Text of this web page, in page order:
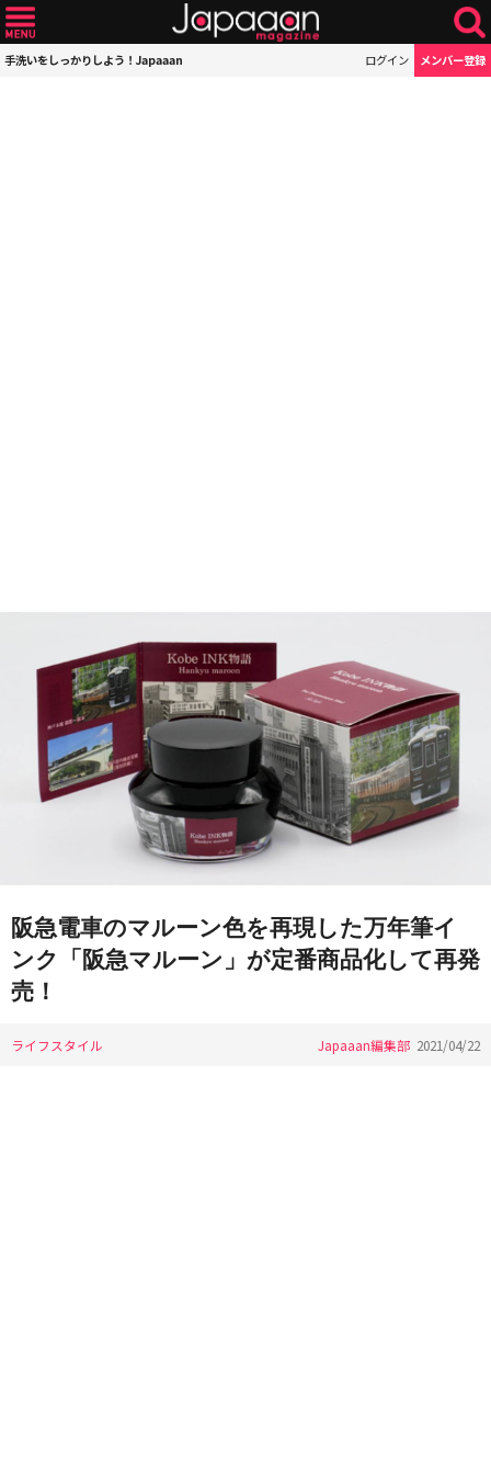
手洗いをしっかりしよう！Japaaan ログイン メンバー登録
阪急電車のマルーン色を再現した万年筆イ
ンク「阪急マルーン」が定番商品化して再発
売！
ライフスタイル Japaaan編集部 2021/04/22